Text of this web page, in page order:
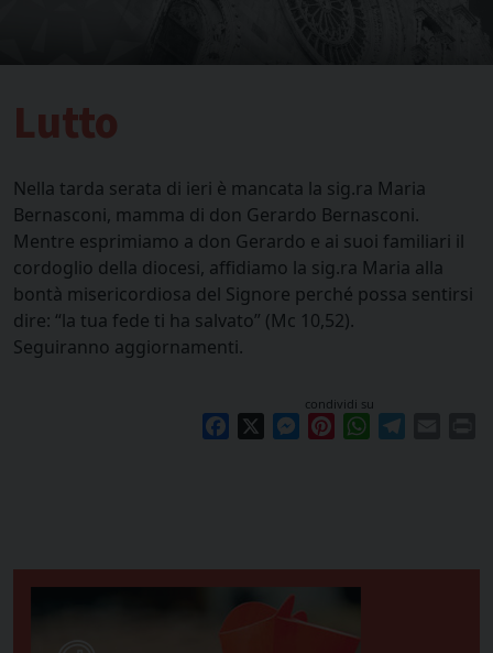
Lutto
Nella tarda serata di ieri è mancata la sig.ra Maria
Bernasconi, mamma di don Gerardo Bernasconi.
Mentre esprimiamo a don Gerardo e ai suoi familiari il
cordoglio della diocesi, affidiamo la sig.ra Maria alla
bontà misericordiosa del Signore perché possa sentirsi
dire: “la tua fede ti ha salvato” (Mc 10,52).
Seguiranno aggiornamenti.
condividi su
Facebook Messenger
PinterestWhatsApp